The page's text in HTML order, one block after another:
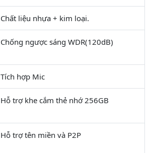
Chất liệu nhựa + kim loại.
Chống ngược sáng WDR(120dB)
Tích hợp Mic
Hỗ trợ khe cắm thẻ nhớ 256GB
Hỗ trợ tên miền và P2P